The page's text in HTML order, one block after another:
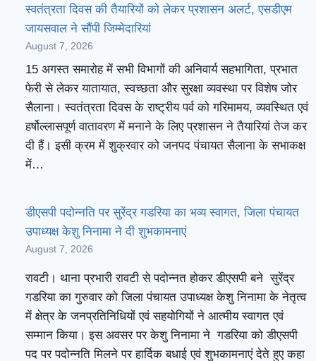
स्वतंत्रता दिवस की तैयारियों को लेकर प्रशासन अलर्ट, एसडीएम
जायसवाल ने सौंपी जिम्मेदारियां
August 7, 2026
15 अगस्त समारोह में सभी विभागों की अनिवार्य सहभागिता, प्रभात
फेरी से लेकर यातायात, स्वच्छता और सुरक्षा व्यवस्था पर विशेष जोर
सैलाना। स्वतंत्रता दिवस के राष्ट्रीय पर्व को गरिमामय, व्यवस्थित एवं
हर्षोल्लासपूर्ण वातावरण में मनाने के लिए प्रशासन ने तैयारियां तेज कर
दी हैं। इसी क्रम में शुक्रवार को जनपद पंचायत सैलाना के सभाकक्ष
में…
डीएसपी पदोन्नति पर सुरेंद्र गडरिया का भव्य स्वागत, जिला पंचायत
उपाध्यक्ष केशु निनामा ने दी शुभकामनाएं
August 7, 2026
रावटी। थाना प्रभारी रावटी से पदोन्नत होकर डीएसपी बने सुरेंद्र
गडरिया का गुरुवार को जिला पंचायत उपाध्यक्ष केशु निनामा के नेतृत्व
में क्षेत्र के जनप्रतिनिधियों एवं सहयोगियों ने आत्मीय स्वागत एवं
सम्मान किया। इस अवसर पर केशु निनामा ने गडरिया को डीएसपी
पद पर पदोन्नति मिलने पर हार्दिक बधाई एवं शुभकामनाएं देते हुए कहा